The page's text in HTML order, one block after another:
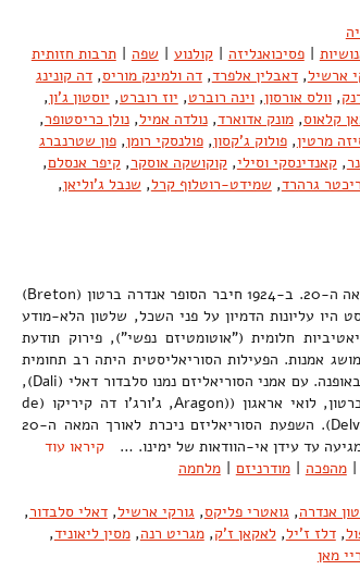
| פסיכואנליזה | קולנוע | שפה | תרבות חזותית
ארשיל,דאבלין אלפרד,דה ולמינק מוריס,דה קונינג
,וולס אורסון,וינה רוברט, יוז רוברט, יוסטון ג'ון,
קלאוס,מונק אדוארד,נולדה אמיל,נולן כריסטופר,
מרטין,פולוק ג'קסון,פולנסקי רומן,פון שטרנברג
,קאנדינסקי וסילי,קוקושקה אוסקר,קיפר אנסלם,
ריכטר גרהרד, שמידט-רוטלוף קרל, שנבל ג'וליאן,
זרם אמנותי שפעל בצרפת במחצית הראשונה של המאה ה-20. ב-1924 חיבר הסופר אנדרה ברטון (Breton)
היו עליונות הדמיון על פני השכל, שלטון הלא-מודע
חלומית ("אוטומטיזם נפשי"), פירוק תודעת
אמנות. הפעילות הסוריאליסטית היתה רב תחומית
ומצאה ביטוי בספרות, בקולנוע, בתאטרון, בצילום ובאופנה. עם אמני הסוריאליזם נמנו סלבדור דאלי (Dali),
שהפך את הסוריאליזם לתופעה פופולרית, אנדרה ברטון, לואי אראגון ((Aragon, ג'ורג'ו דה קיריקו (de
Chirico), רנה מגריט (Magritte) ופול דלוו (Delvaux). השפעת הסוריאליזם ניכרת לאורך המאה ה-20
עד עידן אי-הוודאות של ימינו. …קיראו עוד
| מהפכה | מודרניזם | מלחמה
אנדרה, גואטרי פליקס, גורקי ארשיל,דאלי סלבדור,
,דלז ז'יל,לאקאן ז'ק,מגריט רנה,מסין ליאוניד,
ריי מאן